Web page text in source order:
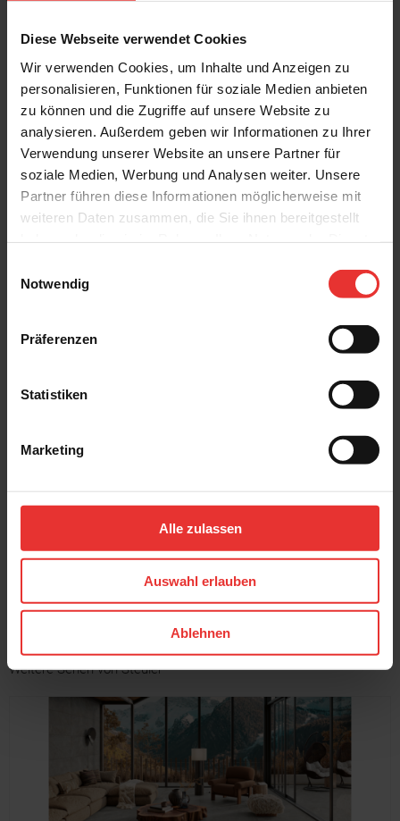
Diese Webseite verwendet Cookies
Wir verwenden Cookies, um Inhalte und Anzeigen zu
personalisieren, Funktionen für soziale Medien anbieten
zu können und die Zugriffe auf unsere Website zu
analysieren. Außerdem geben wir Informationen zu Ihrer
Verwendung unserer Website an unsere Partner für
soziale Medien, Werbung und Analysen weiter. Unsere
Partner führen diese Informationen möglicherweise mit
weiteren Daten zusammen, die Sie ihnen bereitgestellt
Notwendig
Präferenzen
Statistiken
Marketing
Alle zulassen
Auswahl erlauben
Ablehnen
Weitere Produkte aus der Serie
Habitat
45 x 120 cm
45 x 120 cm
Weitere Serien von Steuler